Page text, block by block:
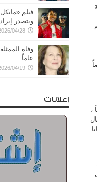
وضبط 22 شخصاً
،
متنوعة منها 8 قضايا
فيلم
ويتصدر
04/28
عاماً
04/19
إعلانات